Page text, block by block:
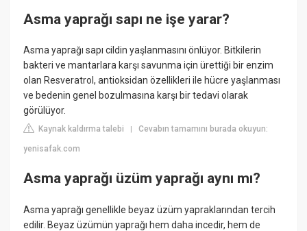
Asma yaprağı sapı ne işe yarar?
Asma yaprağı sapı cildin yaşlanmasını önlüyor. Bitkilerin
bakteri ve mantarlara karşı savunma için ürettiği bir enzim
olan Resveratrol, antioksidan özellikleri ile hücre yaşlanması
ve bedenin genel bozulmasına karşı bir tedavi olarak
görülüyor.
Kaynak kaldırma talebi |Cevabın tamamını burada okuyun:
yenisafak.com
Asma yaprağı üzüm yaprağı aynı mı?
Asma yaprağı genellikle beyaz üzüm yapraklarından tercih
edilir. Beyaz üzümün yaprağı hem daha incedir, hem de